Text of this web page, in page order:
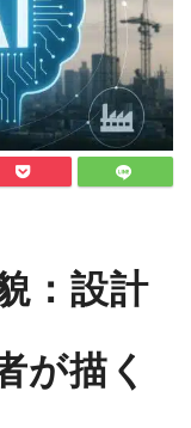
：設計
が描く